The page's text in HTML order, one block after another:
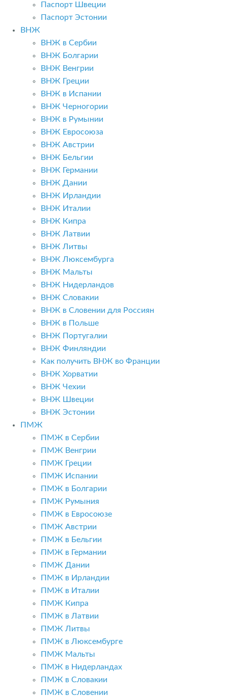
Паспорт Швеции
Паспорт Эстонии
ВНЖ
ВНЖ в Сербии
ВНЖ Болгарии
ВНЖ Венгрии
ВНЖ Греции
ВНЖ в Испании
ВНЖ Черногории
ВНЖ в Румынии
ВНЖ Евросоюза
ВНЖ Австрии
ВНЖ Бельгии
ВНЖ Германии
ВНЖ Дании
ВНЖ Ирландии
ВНЖ Италии
ВНЖ Кипра
ВНЖ Латвии
ВНЖ Литвы
ВНЖ Люксембурга
ВНЖ Мальты
ВНЖ Нидерландов
ВНЖ Словакии
ВНЖ в Словении для Россиян
ВНЖ в Польше
ВНЖ Португалии
ВНЖ Финляндии
Как получить ВНЖ во Франции
ВНЖ Хорватии
ВНЖ Чехии
ВНЖ Швеции
ВНЖ Эстонии
ПМЖ
ПМЖ в Сербии
ПМЖ Венгрии
ПМЖ Греции
ПМЖ Испании
ПМЖ в Болгарии
ПМЖ Румыния
ПМЖ в Евросоюзе
ПМЖ Австрии
ПМЖ в Бельгии
ПМЖ в Германии
ПМЖ Дании
ПМЖ в Ирландии
ПМЖ в Италии
ПМЖ Кипра
ПМЖ в Латвии
ПМЖ Литвы
ПМЖ в Люксембурге
ПМЖ Мальты
ПМЖ в Нидерландах
ПМЖ в Словакии
ПМЖ в Словении